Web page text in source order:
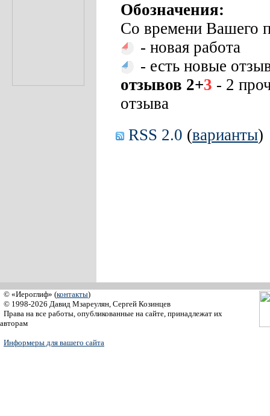
Обозначения:
Со времени Вашего
- новая работа
- есть новые
отзывов 2+3 - 2
отзыва
RSS 2.0 (варианты)
© «Иероглиф» (контакты)
© 1998-2026 Давид Мзареулян, Сергей Козинцев
Права на все работы, опубликованные на сайте, принадлежат их
авторам
Информеры для вашего сайта